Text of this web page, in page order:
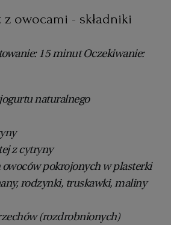
SOSNOWIEC
SZCZECIN
TORUŃ
TRÓJMIASTO
WAŁBRZYCH
owocami - składniki
15 minut Oczekiwanie:
naturalnego
z cytryny
pokrojonych w plasterki
rodzynki, truskawki, maliny
(rozdrobnionych)